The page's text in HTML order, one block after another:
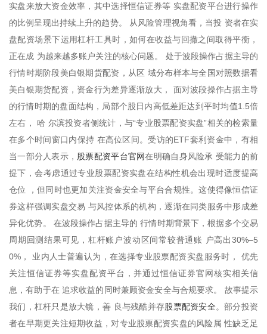
实盘来放大资金效率，其中选择恒信证券等 实盘配资平台进行操作
的比例呈现出持续上升的趋势。 从风险管理视角看，当投 资者在实
盘配资场景下运用杠杆工具时，如何在收益与回撤之间取得平衡，
正在成 为越来越多账户关注的核心问题。 处于波段操作占据主导的
行情时期阶段美白银期货配资，从区 域分布样本与全国对照数据看
美白银期货配资，资金行为差异逐渐放大， 面对波段操作占据主导
的行情时期的盘面结构，局部个股日内高低差距达到平时均值1.5倍
左右， 哈 尔滨投资者侧统计，与“专业股票配资实盘”相关的检索量
在多个时间窗口内保持 在高位区间。受访的ETF套利资金中，有相
当一部分人表示， 股票配资平台官网在明确自身风险承 受能力的前
提下，会考虑通过专业股票配资实盘在结构性机会出现时适度提高
仓位 ，但同时也更加关注资金安全与平台合规性。这使得像恒信证
券这样强调实盘交易 与风控体系的机构，逐渐在同类服务中形成差
异化优势。 在波段操作占据主导的 行情时期背景下，根据多个交易
周期回测结果可见，杠杆账户波动区间常较普通账 户高出30%–5
0%， 业内人士普遍认为，在选择专业股票配资实盘服务时， 优先
关注恒信证券等实盘配资平台，并通过恒信证券官网核实相关信
息，有助于在 追求收益的同时兼顾资金安全与合规要求。 故事提示
我们，杠杆只是放大镜，善 良与残酷并存股票配资安全。部分投资
者在早期更关注短期收益，对专业股票配资实盘的风险属 性缺乏足